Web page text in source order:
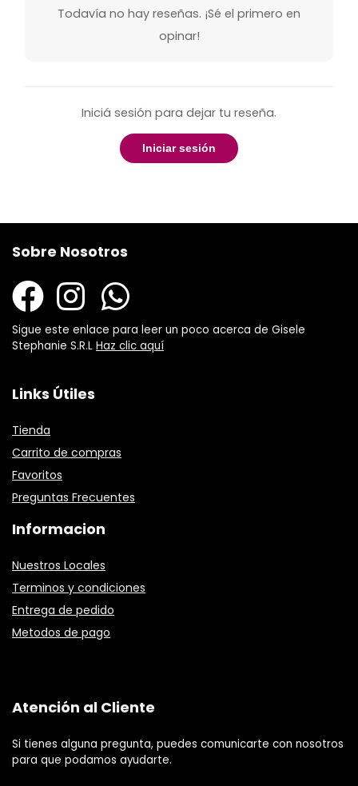
Todavía no hay reseñas. ¡Sé el primero en
opinar!
Iniciá sesión para dejar tu reseña.
Iniciar sesión
Sobre Nosotros
Sigue este enlace para leer un poco acerca de Gisele
Stephanie S.R.L Haz clic aquí
Links Útiles
Tienda
Carrito de compras
Favoritos
Preguntas Frecuentes
Informacion
Nuestros Locales
Terminos y condiciones
Entrega de pedido
Metodos de pago
Atención al Cliente
Si tienes alguna pregunta, puedes comunicarte con nosotros
para que podamos ayudarte.